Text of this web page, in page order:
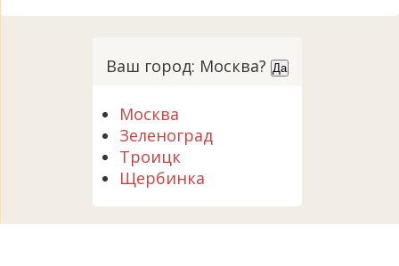
Ваш город: Москва? Да
Москва
Зеленоград
Троицк
Щербинка